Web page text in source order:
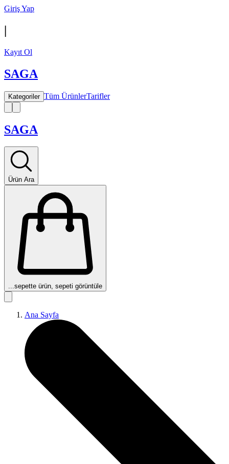
Giriş Yap
|
Kayıt Ol
SAGA
Kategoriler Tüm ÜrünlerTarifler
SAGA
Ürün Ara
...sepette ürün, sepeti görüntüle
Ana Sayfa